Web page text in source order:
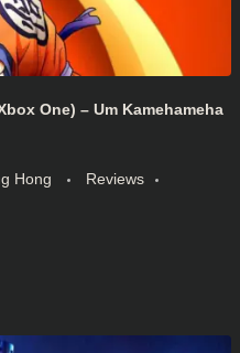
One) – Um Kamehameha
Hong
Reviews